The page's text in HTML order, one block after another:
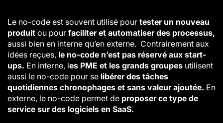
Le no-code est souvent utilisé pour tester un nouveau
produit ou pour faciliter et automatiser des processus,
aussi bien en interne qu’en externe. Contrairement aux
idées reçues, le no-code n’est pas réservé aux start-
ups. En interne, les PME et les grands groupes utilisent
aussi le no-code pour se libérer des tâches
quotidiennes chronophages et sans valeur ajoutée. En
externe, le no-code permet de proposer ce type de
service sur des logiciels en SaaS.